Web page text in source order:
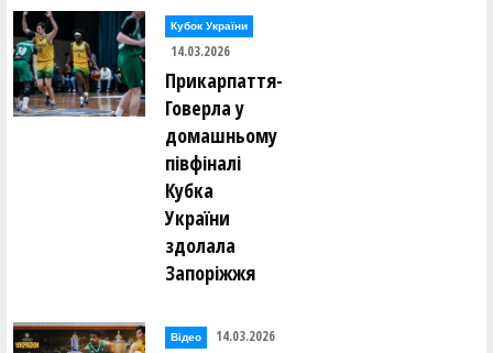
Кубок України
14.03.2026
Прикарпаття-
Говерла у
домашньому
півфіналі
Кубка
України
здолала
Запоріжжя
Відео 14.03.2026